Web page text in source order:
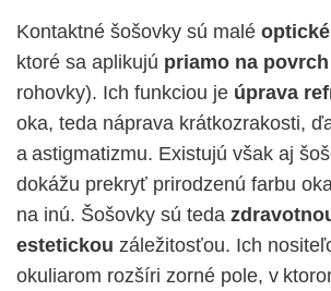
Kontaktné šošovky sú malé
ktoré sa aplikujú priamo na povrch
rohovky). Ich funkciou je úprava
oka, teda náprava krátkozrakosti,
a astigmatizmu. Existujú však aj
dokážu prekryť prirodzenú farbu
na inú. Šošovky sú teda
estetickou záležitosťou. Ich
okuliarom rozšíri zorné pole, v